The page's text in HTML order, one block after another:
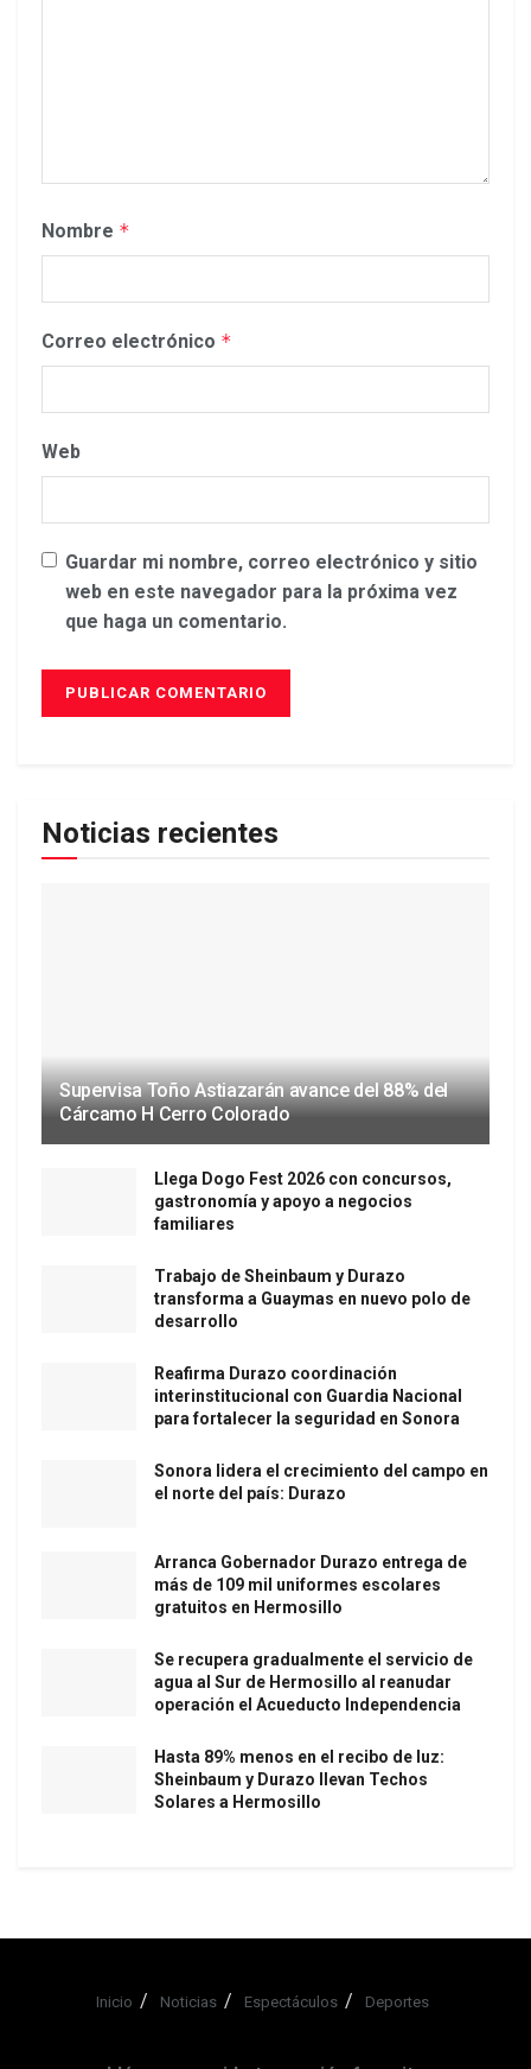
Nombre *
Correo electrónico *
Web
Guardar mi nombre, correo electrónico y sitio
web en este navegador para la próxima vez
que haga un comentario.
Noticias recientes
Supervisa Toño Astiazarán avance del 88% del
Cárcamo H Cerro Colorado
Llega Dogo Fest 2026 con concursos,
gastronomía y apoyo a negocios
familiares
Trabajo de Sheinbaum y Durazo
transforma a Guaymas en nuevo polo de
desarrollo
Reafirma Durazo coordinación
interinstitucional con Guardia Nacional
para fortalecer la seguridad en Sonora
Sonora lidera el crecimiento del campo en
el norte del país: Durazo
Arranca Gobernador Durazo entrega de
más de 109 mil uniformes escolares
gratuitos en Hermosillo
Se recupera gradualmente el servicio de
agua al Sur de Hermosillo al reanudar
operación el Acueducto Independencia
Hasta 89% menos en el recibo de luz:
Sheinbaum y Durazo llevan Techos
Solares a Hermosillo
Inicio Noticias Espectáculos Deportes